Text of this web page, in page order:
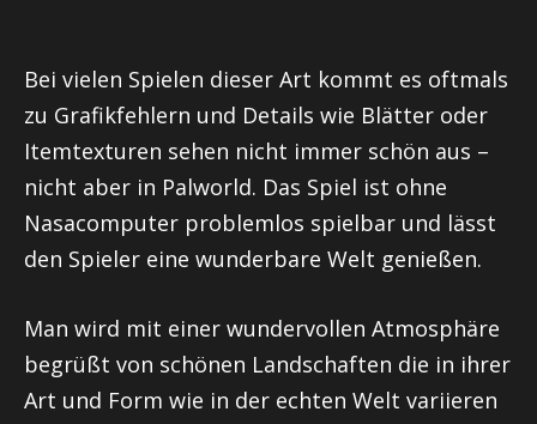
Bei vielen Spielen dieser Art kommt es oftmals
zu Grafikfehlern und Details wie Blätter oder
Itemtexturen sehen nicht immer schön aus –
nicht aber in Palworld. Das Spiel ist ohne
Nasacomputer problemlos spielbar und lässt
den Spieler eine wunderbare Welt genießen.
Man wird mit einer wundervollen Atmosphäre
begrüßt von schönen Landschaften die in ihrer
Art und Form wie in der echten Welt variieren